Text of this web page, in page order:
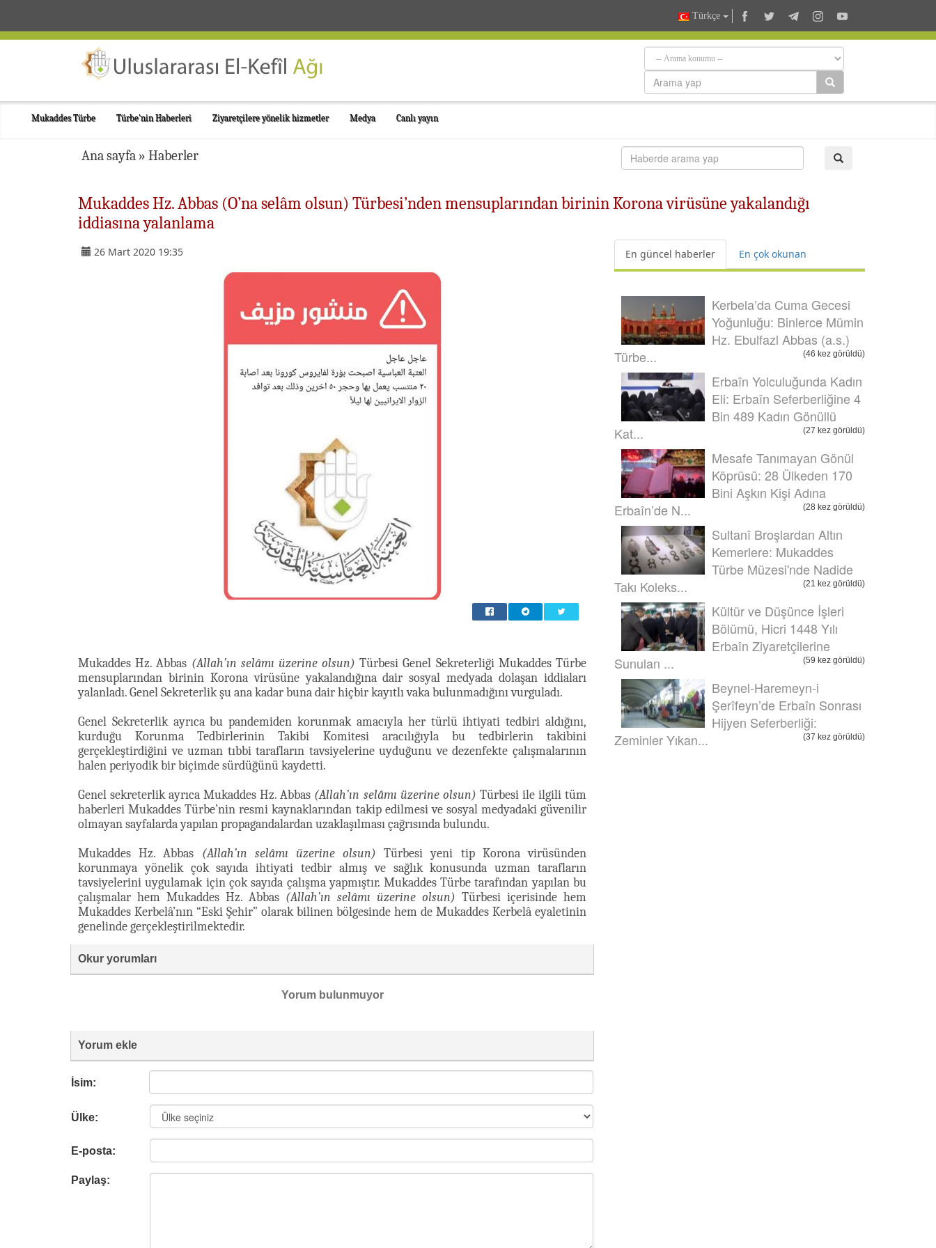
Türkçe
Mukaddes Türbe Türbe'nin Haberleri Ziyaretçilere yönelik hizmetler Medya Canlı yayın
Ana sayfa » Haberler
Mukaddes Hz. Abbas (O’na selâm olsun) Türbesi’nden mensuplarından birinin Korona virüsüne yakalandığı
iddiasına yalanlama
26 Mart 2020 19:35
Mukaddes Hz. Abbas (Allah’ın selâmı üzerine olsun) Türbesi Genel Sekreterliği Mukaddes Türbe
mensuplarından birinin Korona virüsüne yakalandığına dair sosyal medyada dolaşan iddiaları
yalanladı. Genel Sekreterlik şu ana kadar buna dair hiçbir kayıtlı vaka bulunmadığını vurguladı.
Genel Sekreterlik ayrıca bu pandemiden korunmak amacıyla her türlü ihtiyati tedbiri aldığını,
kurduğu Korunma Tedbirlerinin Takibi Komitesi aracılığıyla bu tedbirlerin takibini
gerçekleştirdiğini ve uzman tıbbi tarafların tavsiyelerine uyduğunu ve dezenfekte çalışmalarının
halen periyodik bir biçimde sürdüğünü kaydetti.
Genel sekreterlik ayrıca Mukaddes Hz. Abbas (Allah’ın selâmı üzerine olsun) Türbesi ile ilgili tüm
haberleri Mukaddes Türbe’nin resmi kaynaklarından takip edilmesi ve sosyal medyadaki güvenilir
olmayan sayfalarda yapılan propagandalardan uzaklaşılması çağrısında bulundu.
Mukaddes Hz. Abbas (Allah’ın selâmı üzerine olsun) Türbesi yeni tip Korona virüsünden
korunmaya yönelik çok sayıda ihtiyati tedbir almış ve sağlık konusunda uzman tarafların
tavsiyelerini uygulamak için çok sayıda çalışma yapmıştır. Mukaddes Türbe tarafından yapılan bu
çalışmalar hem Mukaddes Hz. Abbas (Allah’ın selâmı üzerine olsun) Türbesi içerisinde hem
Mukaddes Kerbelâ’nın “Eski Şehir” olarak bilinen bölgesinde hem de Mukaddes Kerbelâ eyaletinin
genelinde gerçekleştirilmektedir.
Okur yorumları
Yorum bulunmuyor
Yorum ekle
İsim:
Ülke:
E-posta:
Paylaş:
En güncel haberler En çok okunan
Kerbela’da Cuma Gecesi
Yoğunluğu: Binlerce Mümin
Hz. Ebulfazl Abbas (a.s.)
Türbe...
(46 kez görüldü)
Erbaîn Yolculuğunda Kadın
Eli: Erbaîn Seferberliğine 4
Bin 489 Kadın Gönüllü
Kat...
(27 kez görüldü)
Mesafe Tanımayan Gönül
Köprüsü: 28 Ülkeden 170
Bini Aşkın Kişi Adına
Erbaîn’de N...
(28 kez görüldü)
Sultanî Broşlardan Altın
Kemerlere: Mukaddes
Türbe Müzesi'nde Nadide
Takı Koleks...
(21 kez görüldü)
Kültür ve Düşünce İşleri
Bölümü, Hicri 1448 Yılı
Erbaîn Ziyaretçilerine
Sunulan ...
(59 kez görüldü)
Beynel-Haremeyn-i
Şerîfeyn’de Erbaîn Sonrası
Hijyen Seferberliği:
Zeminler Yıkan...
(37 kez görüldü)